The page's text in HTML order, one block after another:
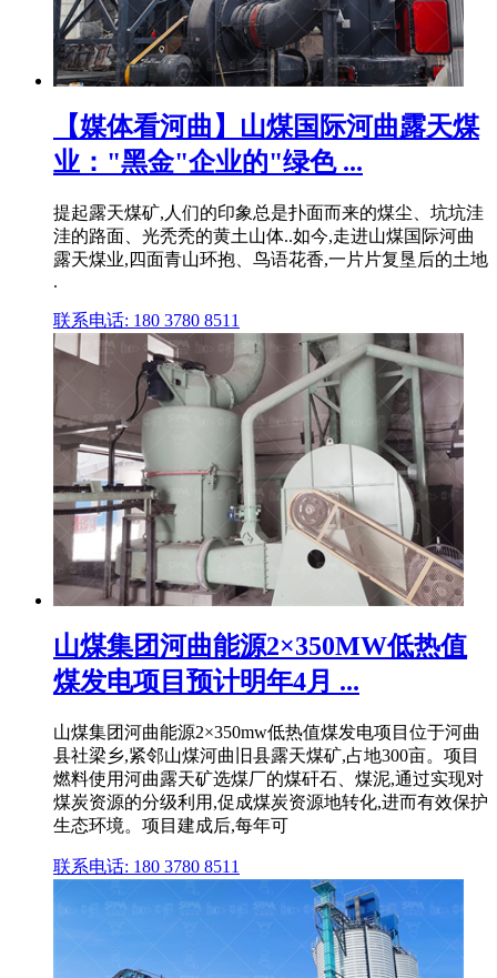
【媒体看河曲】山煤国际河曲露天煤
业："黑金"企业的"绿色 ...
提起露天煤矿,人们的印象总是扑面而来的煤尘、坑坑洼
洼的路面、光秃秃的黄土山体..如今,走进山煤国际河曲
露天煤业,四面青山环抱、鸟语花香,一片片复垦后的土地
.
联系电话: 180 3780 8511
山煤集团河曲能源2×350MW低热值
煤发电项目预计明年4月 ...
山煤集团河曲能源2×350mw低热值煤发电项目位于河曲
县社梁乡,紧邻山煤河曲旧县露天煤矿,占地300亩。项目
燃料使用河曲露天矿选煤厂的煤矸石、煤泥,通过实现对
煤炭资源的分级利用,促成煤炭资源地转化,进而有效保护
生态环境。项目建成后,每年可
联系电话: 180 3780 8511